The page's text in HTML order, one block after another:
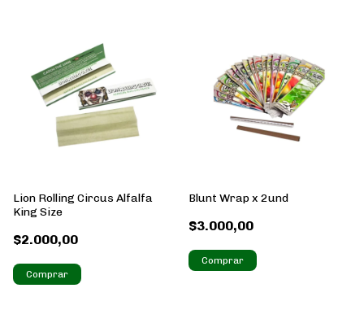
Lion Rolling Circus Alfalfa
King Size
$2.000,00
Blunt Wrap x 2und
$3.000,00
Comprar